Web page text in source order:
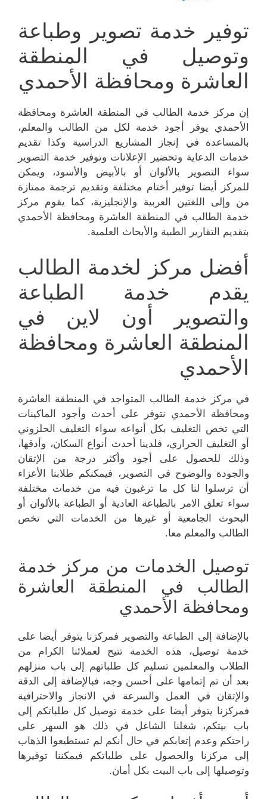
توفير خدمة تصوير وطباعة
وتوصيل في المنطقة
العاشرة ومحافظة الأحمدي
إن مركز خدمة الطالب في المنطقة العاشرة ومحافظة
الأحمدي يوفر أجود خدمة لكل من الطالب والمعلم،
بالمساعدة في إنجاز المشاريع الدراسية وكذا تقديم
خدمات الدعاية وتحضير الإعلانات وتوفير خدمة التصوير
سواء التصوير بالألوان أو بالأبيض والأسود، ويمكن
للمركز أيضا توفير أختام مختلفة وتقديم ترجمة ممتازة
من وإلى اللغتين العربية والإنجليزية، كما يقوم مركز
خدمة الطالب في المنطقة العاشرة ومحافظة الأحمدي
بتقديم التقارير الطبية والأبحاث العلمية.
أفضل مركز لخدمة الطالب
يقدم خدمة الطباعة
والتصوير أون لاين في
المنطقة العاشرة ومحافظة
الأحمدي
في مركز خدمة الطالب المتواجد في المنطقة العاشرة
ومحافظة الأحمدي نتوفر على أحدث وأجود الماكينات
التي تخص التغليف بكل أنواعه سواء التغليف الحلزوني
أو التغليف الحراري، فلدينا أحدث أنواع السكان، وأدقها،
وذلك للحصول على أجود وأكثر درجة من الإتقان
والجودة والوضوح في التصوير، فيمكنكم طلابنا الأعزاء
أن ترسلوا لنا كل ما ترغبون فيه من خدمات مختلفة
سواء تعلق الامر بالطباعة العادية أو الطباعة بالألوان أو
البحوث الجامعية أو غيرها من الخدمات التي تخص
الطالب والمعلم معا.
توصيل الخدمات من مركز خدمة
الطالب في المنطقة العاشرة
ومحافظة الأحمدي
بالإضافة إلى الطباعة والتصوير فمركزنا يتوفر أيضا على
خدمة توصيل، هذه الخدمة تتيح لعملائنا الكرام من
الطلاب والمعلمين تسليم كل طلباتهم إلى باب منزلهم
بعد أن تم إتمامها على أحسن وجه، فبالإضافة إلى الدقة
والإتقان في العمل والسرعة في الانجاز والاحترافية
فمركزنا يتوفر أيضا على خدمة توصيل كل طلباتكم إلى
باب بيتكم، شغلنا الشاغل في ذلك هو السهر على
راحتكم وعدم إتعابكم في حال أنكم لم تستطيعوا الذهاب
إلى مركزنا والحصول على طلباتكم فيمكننا توفيرها
وتوصيلها إلى باب البيت بكل أمان.